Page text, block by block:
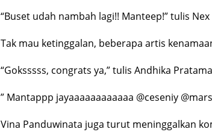
“Buset udah nambah lagi!! Manteep!” tulis
Tak mau ketinggalan, beberapa artis
“Goksssss, congrats ya,” tulis Andhika
” Mantappp jayaaaaaaaaaaaa @ceseniy
Vina Panduwinata juga turut meninggalkan